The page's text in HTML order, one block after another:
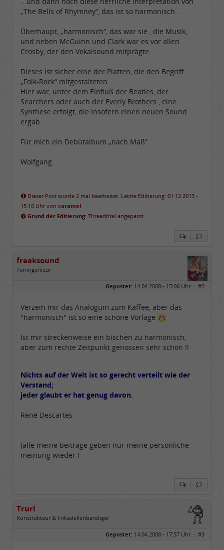
„The Bells of Rhymney“, das ist so harmonisch...
Überhaupt, „harmonisch“, das war sie , die Musik,
und neben McGuinn und Clark war es vor allen
Crosby, der den Vokalsound mitprägte.
Dieses ist sicher eine der Platten, die den Begriff
„Folk-Rock“ mitgestalteten.
Hier war, unter dem Einfluß der Beatles, der
Searchers oder auch der Everly Brothers , eine
Synthese erfolgt, die insofern einen neuen Sound
ergab.
Für mich ein Debütalbum „nach Maß“.
Wolfgang
Dieser Post wurde 2 mal bearbeitet. Letzte Editierung: 01.12.2013 -
15:10 Uhr von caramel.
Grund der Editierung: Threadtitel angepasst
freaksound
Toningenieur
Dabei seit:
05 / 2006
Gepostet: 14.04.2008 - 15:06 Uhr · #2
Verzeih mir das Analogum zum Kaffee, aber das
"harmonisch" ist so eine schöne Vorlage
Ist mir streckenweise ein bischen zu harmonisch,
aber zum rechte Zeitpunkt genossen sehr schön !!
Nichts auf der Welt ist so gerecht verteilt wie der
Verstand;
jeder glaubt er hat genug davon.
René Descartes
(alle meine beiträge geben nur meine persönliche
meinung wieder !
Trurl
Konstrukteur & Frikadellenbändiger
Gepostet: 14.04.2008 - 17:57 Uhr · #3